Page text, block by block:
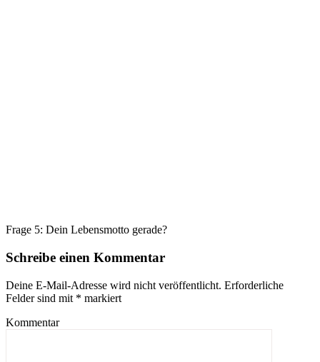
Frage 5: Dein Lebensmotto gerade?
Schreibe einen Kommentar
Deine E-Mail-Adresse wird nicht veröffentlicht. Erforderliche
Felder sind mit * markiert
Kommentar